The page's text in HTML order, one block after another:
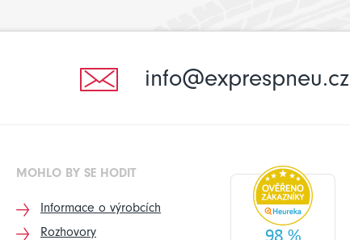
info@exprespneu.cz
MOHLO BY SE HODIT
Informace o výrobcích
Rozhovory